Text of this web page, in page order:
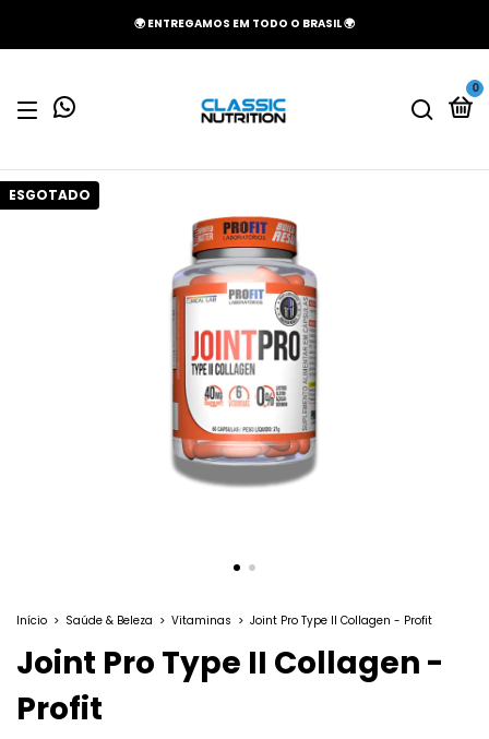
🌍 ENTREGAMOS EM TODO O BRASIL 🌍
0
ESGOTADO
Início > Saúde & Beleza > Vitaminas > Joint Pro Type II Collagen - Profit
Joint Pro Type II Collagen -
Profit